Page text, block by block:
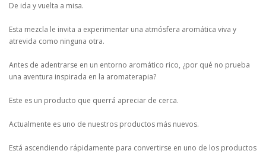
De ida y vuelta a misa.
Esta mezcla le invita a experimentar una atmósfera aromática viva y
atrevida como ninguna otra.
Antes de adentrarse en un entorno aromático rico, ¿por qué no prueba
una aventura inspirada en la aromaterapia?
Este es un producto que querrá apreciar de cerca.
Actualmente es uno de nuestros productos más nuevos.
Está ascendiendo rápidamente para convertirse en uno de los productos